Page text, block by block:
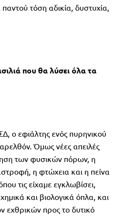
τόση αδικία, δυστυχία,
που θα λύσει όλα τα
ο εφιάλτης ενός πυρηνικού
Όμως νέες απειλές
των φυσικών πόρων, η
η φτώχεια και η πείνα
τις είχαμε εγκλωβίσει,
και βιολογικά όπλα, και
εχθρικών προς το δυτικό